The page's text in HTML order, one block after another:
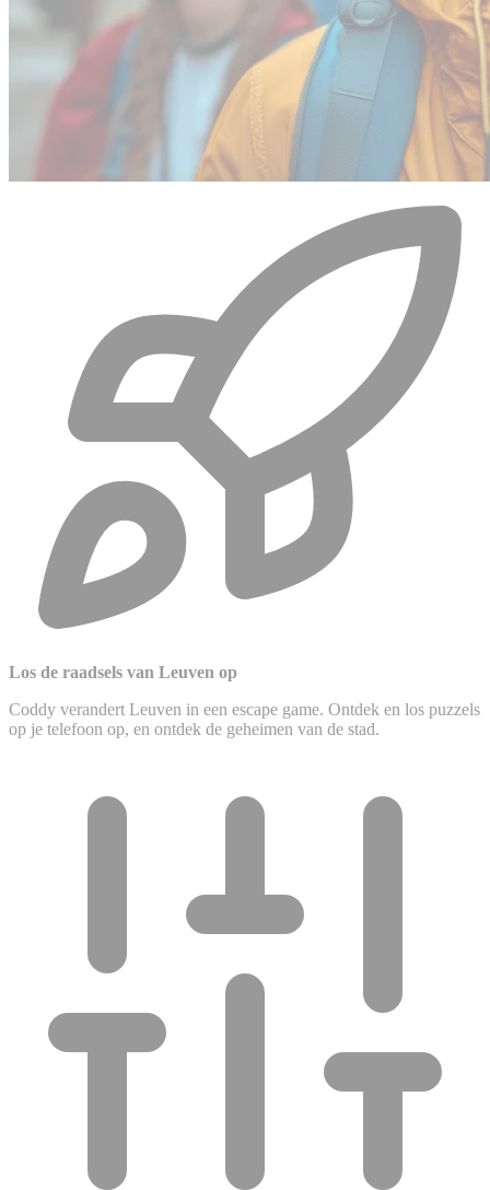
Los de raadsels van Leuven op
Coddy verandert Leuven in een escape game. Ontdek en los puzzels
op je telefoon op, en ontdek de geheimen van de stad.